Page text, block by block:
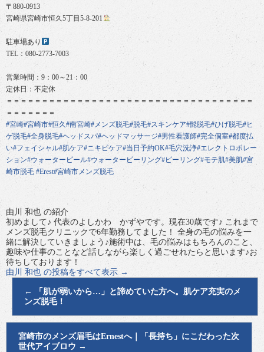
〒880-0913
宮崎県宮崎市恒久5丁目5-8-201
駐車場あり
TEL：080-2773-7003
営業時間：9：00～21：00
定休日：不定休
＝＝＝＝＝＝＝＝＝＝＝＝＝＝＝＝＝＝＝＝＝＝＝＝＝＝＝＝＝＝＝＝＝＝＝
＝＝＝＝＝＝＝
#宮崎#宮崎市#恒久#南宮崎#メンズ脱毛#脱毛#スキンケア#髭脱毛#ひげ脱毛#ヒ
ゲ脱毛#全身脱毛#ヘッドスパ#ヘッドマッサージ#男性看護師#完全個室#都度払
い#フェイシャル#肌ケア#ニキビケア#当日予約OK#毛穴洗浄#エレクトロポレー
ション#ウォーターピール#ウォーターピーリング#ピーリング#モテ肌#美肌#宮
崎市脱毛 #Erest#宮崎市メンズ脱毛
由川 和也 の紹介
初めまして♪ 代表のよしかわ かずやです。現在30歳です♪ これまで
メンズ脱毛クリニックで6年勤務してました！ 全身の毛の悩みを一
緒に解決していきましょう♪施術中は、毛の悩みはもちろんのこと、
趣味や仕事のことなど話しながら楽しく過ごせれたらと思います♪お
待ちしております！
由川 和也 の投稿をすべて表示 →
←
「肌が弱いから…」と諦めていた方へ。肌ケア充実のメ
ンズ脱毛！
宮崎市のメンズ眉毛はErnestへ｜「長持ち」にこだわった次
世代アイブロウ →